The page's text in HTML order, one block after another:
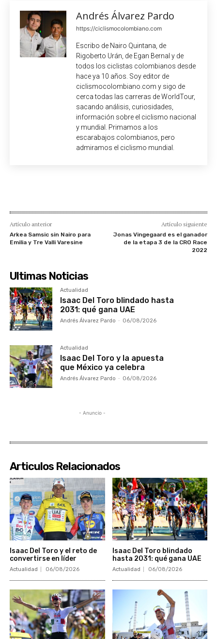
Andrés Álvarez Pardo
https://ciclismocolombiano.com
Escribo de Nairo Quintana, de
Rigoberto Urán, de Egan Bernal y de
todos los ciclistas colombianos desde
hace ya 10 años. Soy editor de
ciclismocolombiano.com y sigo de
cerca todas las carreras de WorldTour,
sacando análisis, curiosidades,
información sobre el ciclismo nacional
y mundial. Primamos a los
escarabajos colombianos, pero
admiramos el ciclismo mundial.
Artículo anterior
Arkea Samsic sin Nairo para
Emilia y Tre Valli Varesine
Artículo siguiente
Jonas Vingegaard es el ganador
de la etapa 3 de la CRO Race
2022
Ultimas Noticias
Actualidad
Isaac Del Toro blindado hasta
2031: qué gana UAE
Andrés Álvarez Pardo - 06/08/2026
Actualidad
Isaac Del Toro y la apuesta
que México ya celebra
Andrés Álvarez Pardo - 06/08/2026
- Anuncio -
Articulos Relacionados
Isaac Del Toro y el reto de
convertirse en líder
Actualidad 06/08/2026
Isaac Del Toro blindado
hasta 2031: qué gana UAE
Actualidad 06/08/2026